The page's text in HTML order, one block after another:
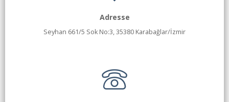
Adresse
Seyhan 661/5 Sok No:3, 35380 Karabağlar/İzmir